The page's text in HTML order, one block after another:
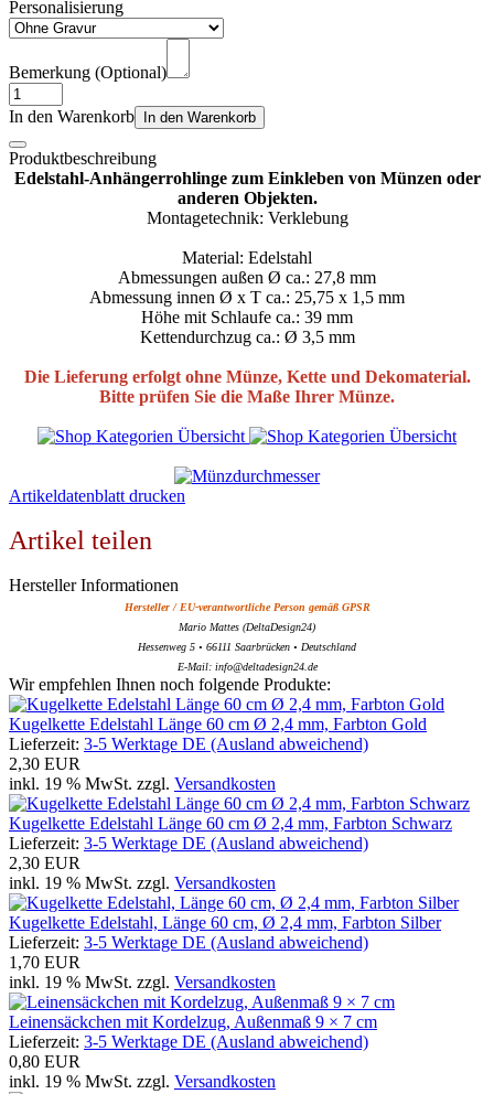
Personalisierung
Bemerkung (Optional)
In den Warenkorb In den Warenkorb
Produktbeschreibung
Edelstahl-Anhängerrohlinge zum Einkleben von Münzen oder
anderen Objekten.
Montagetechnik: Verklebung
Material: Edelstahl
Abmessungen außen Ø ca.: 27,8 mm
Abmessung innen Ø x T ca.: 25,75 x 1,5 mm
Höhe mit Schlaufe ca.: 39 mm
Kettendurchzug ca.: Ø 3,5 mm
Die Lieferung erfolgt ohne Münze, Kette und Dekomaterial.
Bitte prüfen Sie die Maße Ihrer Münze.
Artikeldatenblatt drucken
Artikel teilen
Hersteller Informationen
Hersteller / EU-verantwortliche Person gemäß GPSR
Mario Mattes (DeltaDesign24)
Hessenweg 5 • 66111 Saarbrücken • Deutschland
E-Mail: info@deltadesign24.de
Wir empfehlen Ihnen noch folgende Produkte:
Kugelkette Edelstahl Länge 60 cm Ø 2,4 mm, Farbton Gold
Lieferzeit: 3-5 Werktage DE (Ausland abweichend)
2,30 EUR
inkl. 19 % MwSt. zzgl. Versandkosten
Kugelkette Edelstahl Länge 60 cm Ø 2,4 mm, Farbton Schwarz
Lieferzeit: 3-5 Werktage DE (Ausland abweichend)
2,30 EUR
inkl. 19 % MwSt. zzgl. Versandkosten
Kugelkette Edelstahl, Länge 60 cm, Ø 2,4 mm, Farbton Silber
Lieferzeit: 3-5 Werktage DE (Ausland abweichend)
1,70 EUR
inkl. 19 % MwSt. zzgl. Versandkosten
Leinensäckchen mit Kordelzug, Außenmaß 9 × 7 cm
Lieferzeit: 3-5 Werktage DE (Ausland abweichend)
0,80 EUR
inkl. 19 % MwSt. zzgl. Versandkosten